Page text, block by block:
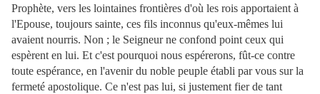
Prophète, vers les lointaines frontières d'où les rois apportaient à
l'Epouse, toujours sainte, ces fils inconnus qu'eux-mêmes lui
avaient nourris. Non ; le Seigneur ne confond point ceux qui
espèrent en lui. Et c'est pourquoi nous espérerons, fût-ce contre
toute espérance, en l'avenir du noble peuple établi par vous sur la
fermeté apostolique. Ce n'est pas lui, si justement fier de tant